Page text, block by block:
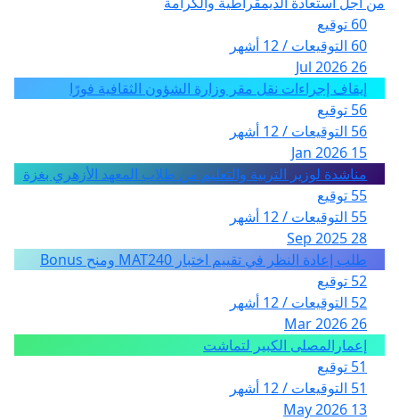
60 توقيع
60 التوقيعات / 12 أشهر
26 Jul 2026
إيقاف إجراءات نقل مقر وزارة الشؤون الثقافية فورًا
56 توقيع
56 التوقيعات / 12 أشهر
15 Jan 2026
مناشدة لوزير التربية والتعليم من طلاب المعهد الأزهري بغزة
55 توقيع
55 التوقيعات / 12 أشهر
28 Sep 2025
طلب إعادة النظر في تقييم اختبار MAT240 ومنح Bonus
52 توقيع
52 التوقيعات / 12 أشهر
26 Mar 2026
إعمارالمصلى الكبير لتماشت
51 توقيع
51 التوقيعات / 12 أشهر
13 May 2026